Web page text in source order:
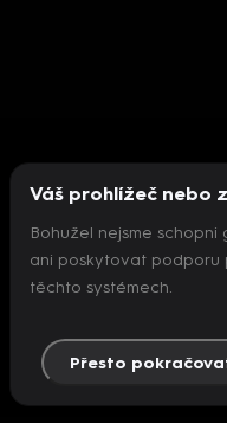
Nepodařilo
Váš prohlížeč nebo
Bohužel nejsme
ani poskytovat podporu
těchto systémech.
Přesto